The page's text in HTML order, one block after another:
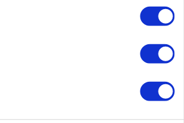
Spæde lyspunkter i fortsat